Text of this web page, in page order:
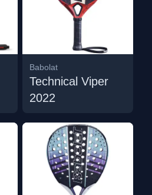
Babolat
Technical Viper
2022